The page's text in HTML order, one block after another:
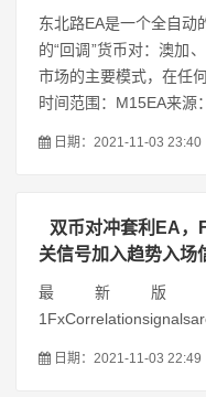
东北路EA是一个全自动
的“回调”货币对：澳加
市场的主要模式，在任
时间范围：M15EA来源
日期：2021-11-03 23:40
双币对冲套利EA
关信号加入趋势入场
最新版
日期：2021-11-03 22:49